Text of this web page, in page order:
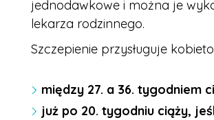
jednodawkowe i można je
lekarza rodzinnego.
Szczepienie przysługuje
między 27. a 36. tygodniem
już po 20. tygodniu ciąży,